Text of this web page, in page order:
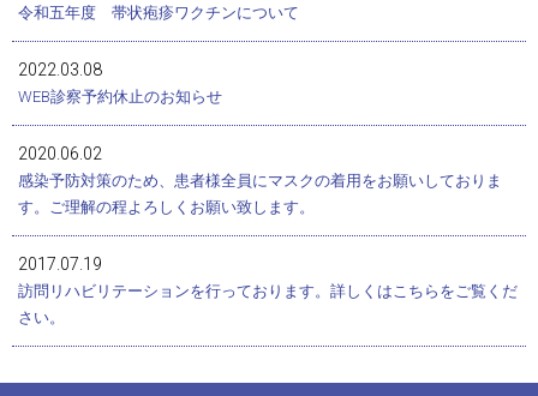
令和五年度 帯状疱疹ワクチンについて
2022.03.08
WEB診察予約休止のお知らせ
2020.06.02
感染予防対策のため、患者様全員にマスクの着用をお願いしておりま
す。ご理解の程よろしくお願い致します。
2017.07.19
訪問リハビリテーションを行っております。詳しくはこちらをご覧くだ
さい。